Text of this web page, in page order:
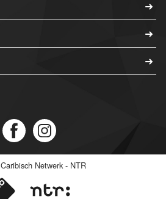
Caribisch Netwerk - NTR